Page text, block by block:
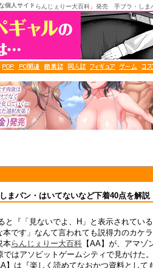
「らんじぇりー大百科」発売 手ブラ・し
個人サイト
まパン・はいてないなど下着40点を解説
と『「見ないでよ、H」と表示されてい
本です」なんて言われても説得力のカケ
本らんじぇりー大百科 【AA】が、アマゾ
はアソビットゲームシティで見かけた。
】は『楽しく読めてなおかつ資料として